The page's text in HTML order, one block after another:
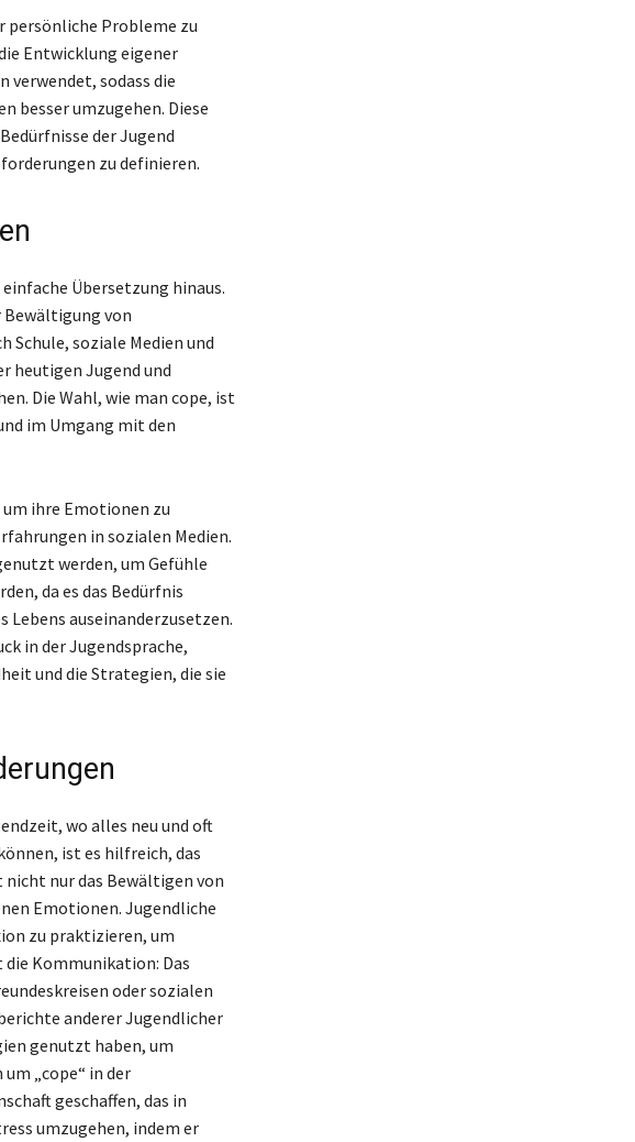
persönliche Probleme zu
Entwicklung eigener
verwendet, sodass die
besser umzugehen. Diese
der Jugend
zu definieren.
einfache Übersetzung hinaus.
Bewältigung von
Schule, soziale Medien und
heutigen Jugend und
Die Wahl, wie man cope, ist
im Umgang mit den
ihre Emotionen zu
in sozialen Medien.
werden, um Gefühle
da es das Bedürfnis
Lebens auseinanderzusetzen.
in der Jugendsprache,
und die Strategien, die sie
wo alles neu und oft
ist es hilfreich, das
nur das Bewältigen von
Emotionen. Jugendliche
zu praktizieren, um
die Kommunikation: Das
oder sozialen
anderer Jugendlicher
genutzt haben, um
„cope“ in der
geschaffen, das in
umzugehen, indem er